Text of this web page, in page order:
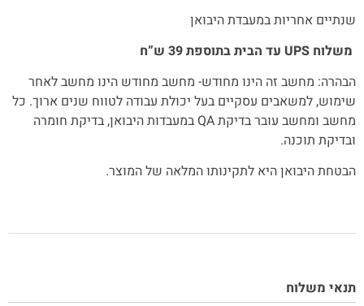
שנתיים אחריות במעבדת היבואן
משלוח UPS עד הבית בתוספת 39 ש”ח
הבהרה: מחשב זה הינו מחודש- מחשב מחודש הינו מחשב לאחר
שימוש, למשאבים עסקיים בעל יכולת עבודה לטווח שנים ארוך. כל
מחשב ומחשב עובר בדיקת QA במעבדות היבואן, בדיקת חומרה
ובדיקת תוכנה.
הבטחת היבואן היא לתקינותו המלאה של המוצר.
תנאי משלוח